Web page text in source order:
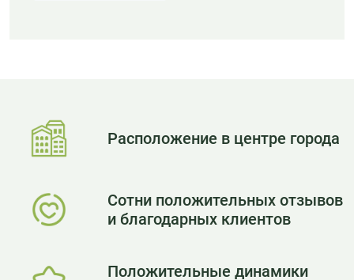
Расположение в центре города
Сотни положительных отзывов
и благодарных клиентов
Положительные динамики